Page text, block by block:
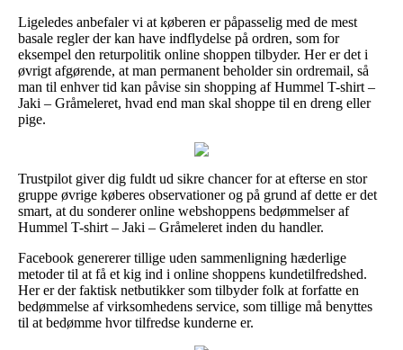
Ligeledes anbefaler vi at køberen er påpasselig med de mest
basale regler der kan have indflydelse på ordren, som for
eksempel den returpolitik online shoppen tilbyder. Her er det i
øvrigt afgørende, at man permanent beholder sin ordremail, så
man til enhver tid kan påvise sin shopping af Hummel T-shirt –
Jaki – Gråmeleret, hvad end man skal shoppe til en dreng eller
pige.
Trustpilot giver dig fuldt ud sikre chancer for at efterse en stor
gruppe øvrige køberes observationer og på grund af dette er det
smart, at du sonderer online webshoppens bedømmelser af
Hummel T-shirt – Jaki – Gråmeleret inden du handler.
Facebook genererer tillige uden sammenligning hæderlige
metoder til at få et kig ind i online shoppens kundetilfredshed.
Her er der faktisk netbutikker som tilbyder folk at forfatte en
bedømmelse af virksomhedens service, som tillige må benyttes
til at bedømme hvor tilfredse kunderne er.